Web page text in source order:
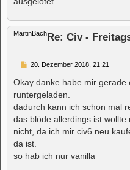
MartinBach Re: Civ -
B
i
t
r
a
g
20. Dezember 2018, 21:21
Okay danke habe mir
runtergeladen.
dadurch kann ich schon mal
das blöde allerdings ist
nicht, da ich mir civ6 neu
da ist.
so hab ich nur vanilla